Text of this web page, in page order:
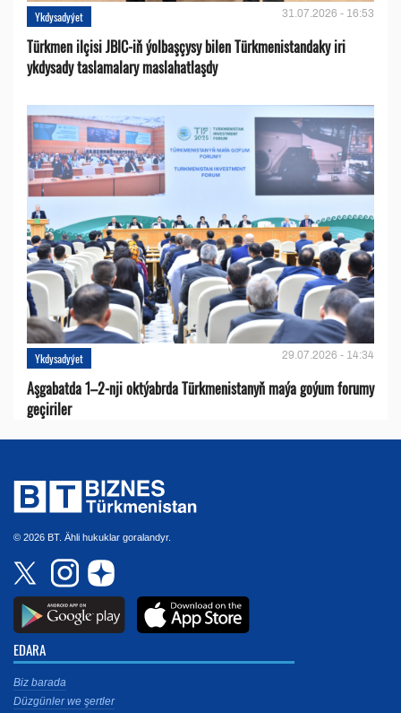
Ykdysadyýet 31.07.2026 - 16:53
Türkmen ilçisi JBIC-iň ýolbaşçysy bilen Türkmenistandaky iri
ykdysady taslamalary maslahatlaşdy
Ykdysadyýet 29.07.2026 - 14:34
Aşgabatda 1–2-nji oktýabrda Türkmenistanyň maýa goýum forumy
geçiriler
© 2026 BT. Ähli hukuklar goralandyr.
EDARA
Biz barada
Düzgünler we şertler